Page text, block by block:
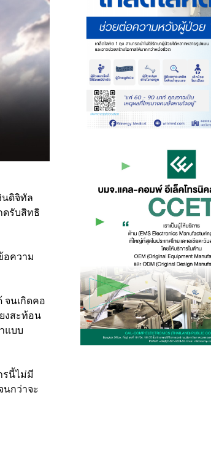
นดิจิทัล
ดรับสิทธิ
อความ
จนเกิดคอ
งสะท้อน
แบบ
รนี้ไม่มี
กว่าจะ